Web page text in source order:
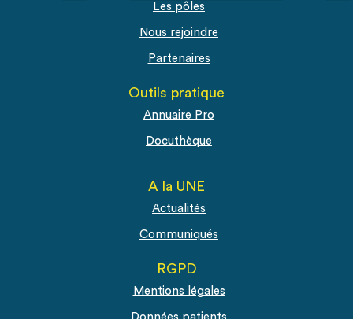
Les pôles
Nous rejoindre
Partenaires
Outils pratique
Annuaire Pro
Docuthèque
A la UNE
Actualités
Communiqués
RGPD
Mentions légales